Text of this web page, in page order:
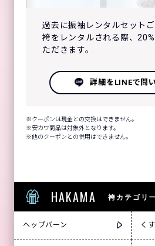
過去に振袖レンタルセット
袴をレンタルされる際、
ただきます。
詳細をLINEで問
クーポンは現金との交換はできません。
安カワ商品は対象外となります。
他のクーポンとの併用はできません。
HAKAMA 袴カテゴリ
ヘップバーン く